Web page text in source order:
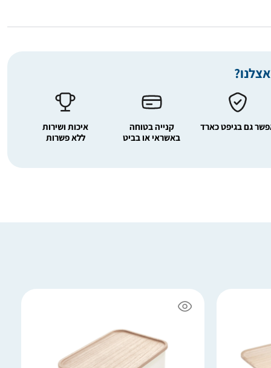
גם בגיפט כארד
קנייה בטוחה
באשראי או בביט
איכות ושירות
ללא פשרות